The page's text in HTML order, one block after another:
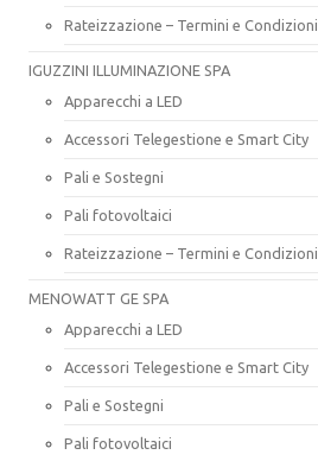
Rateizzazione – Termini e Condizioni
IGUZZINI ILLUMINAZIONE SPA
Apparecchi a LED
Accessori Telegestione e Smart City
Pali e Sostegni
Pali fotovoltaici
Rateizzazione – Termini e Condizioni
MENOWATT GE SPA
Apparecchi a LED
Accessori Telegestione e Smart City
Pali e Sostegni
Pali fotovoltaici